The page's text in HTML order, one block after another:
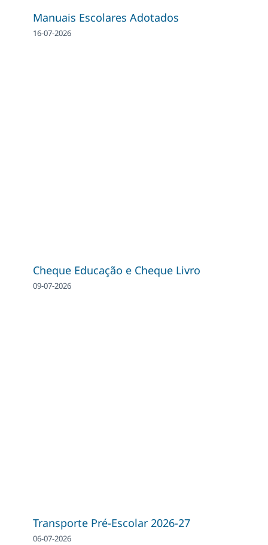
Manuais Escolares Adotados
16-07-2026
Cheque Educação e Cheque Livro
09-07-2026
Transporte Pré-Escolar 2026-27
06-07-2026